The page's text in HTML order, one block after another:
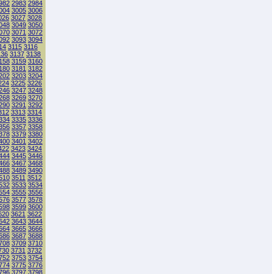
2983 2984
3005 3006
3027 3028
3049 3050
3071 3072
3093 3094
3115 3116
3137 3138
3159 3160
3181 3182
3203 3204
3225 3226
3247 3248
3269 3270
3291 3292
3313 3314
3335 3336
3357 3358
3379 3380
3401 3402
3423 3424
3445 3446
3467 3468
3489 3490
3511 3512
3533 3534
3555 3556
3577 3578
3599 3600
3621 3622
3643 3644
3665 3666
3687 3688
3709 3710
3731 3732
3753 3754
3775 3776
3797 3798